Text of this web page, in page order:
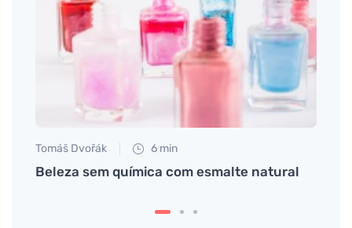
Tomáš Dvořák 6 min
Beleza sem química com esmalte natural